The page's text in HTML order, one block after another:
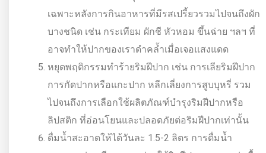
เฉพาะหลังการกินอาหารที่มีรสเปรี้ยวรวมไปจนถึงผัก
บางชนิด เช่น กระเทียม ผักชี หัวหอม ขึ้นฉ่าย ฯลฯ ที่
อาจทำให้ปากของเราดำคล้ำเมื่อเจอแสงแดด
หยุดพฤติกรรมทำร้ายริมฝีปาก เช่น การเลียริมฝีปาก
การกัดปากหรือแกะปาก หลีกเลี่ยงการสูบบุหรี่ รวม
ไปจนถึงการเลือกใช้ผลิตภัณฑ์บำรุงริมฝีปากหรือ
ลิปสติก ที่อ่อนโยนและปลอดภัยต่อริมฝีปากเท่านั้น
ดื่มน้ำสะอาดให้ได้วันละ 1.5-2 ลิตร การดื่มน้ำ